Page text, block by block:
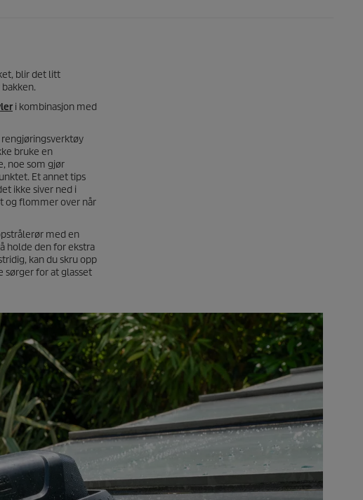
blir det litt
i kombinasjon med
bruke en
noe som gjør
Et annet tips
ikke siver ned i
og flommer over når
med en
holde den for ekstra
kan du skru opp
sørger for at glasset